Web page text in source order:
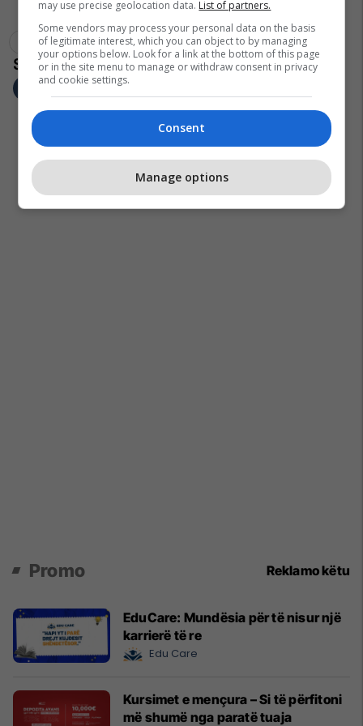
Policia E Maqedonisë Mpb Maqedoni
Promo Reklamo këtu
EduCare: Mundësia për të nisur një
karrierë të re
Edu Care
Kursimet e mençura – Si të përfitoni
më shumë nga paratë tuaja
may use precise geolocation data. List of partners.
Some vendors may process your personal data on the basis
of legitimate interest, which you can object to by managing
your options below. Look for a link at the bottom of this page
or in the site menu to manage or withdraw consent in privacy
and cookie settings.
Consent
Manage options